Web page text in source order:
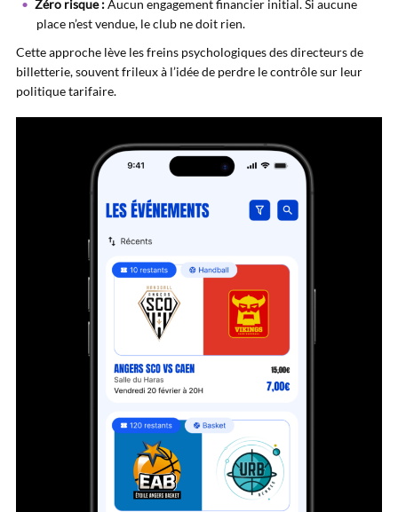
Zéro risque :Aucun engagement financier initial. Si aucune
place n’est vendue, le club ne doit rien.
Cette approche lève les freins psychologiques des directeurs de
billetterie, souvent frileux à l’idée de perdre le contrôle sur leur
politique tarifaire.